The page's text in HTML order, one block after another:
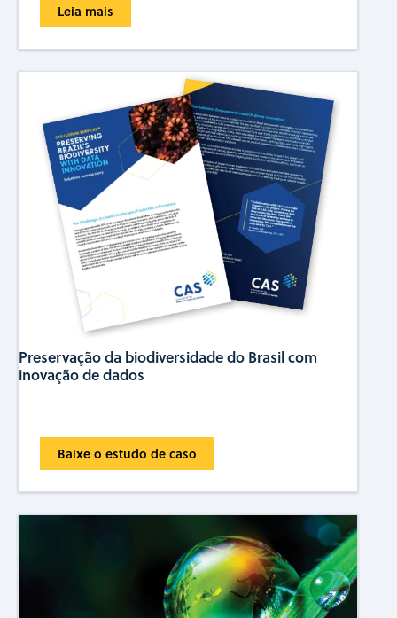
Leia mais
Preservação da biodiversidade do Brasil com
inovação de dados
Baixe o estudo de caso